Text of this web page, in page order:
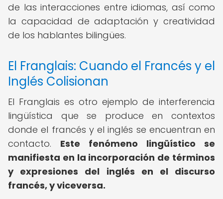
de las interacciones entre idiomas, así como
la capacidad de adaptación y creatividad
de los hablantes bilingües.
El Franglais: Cuando el Francés y el
Inglés Colisionan
El Franglais es otro ejemplo de interferencia
lingüística que se produce en contextos
donde el francés y el inglés se encuentran en
contacto. Este fenómeno lingüístico se
manifiesta en la incorporación de términos
y expresiones del inglés en el discurso
francés, y viceversa.